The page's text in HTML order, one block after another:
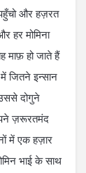
और हज़रत
हर मोमिना
हो जाते हैं
जितने इन्सान
दोगुने
ज़रूरतमंद
में एक हज़ार
भाई के साथ